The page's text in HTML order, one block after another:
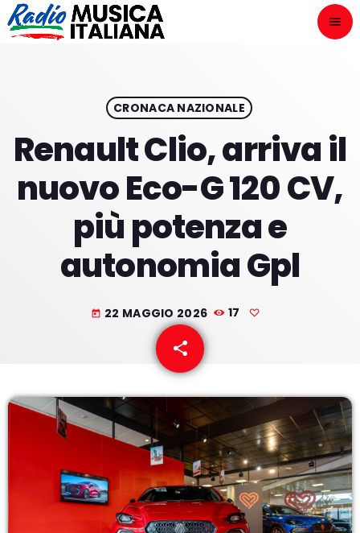
menu
play_arrow
I VOLTI DELLA RADIO
CONTATTI
CRONACA NAZIONALE
Renault Clio, arriva il
nuovo Eco-G 120 CV,
più potenza e
autonomia Gpl
today 22 MAGGIO 2026 17
share
email